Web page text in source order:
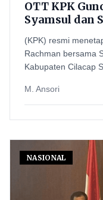
OTT KPK
Syamsul dan
(KPK) resmi
Rachman bersama
Kabupaten Cilacap
M. Ansori
NASIONAL